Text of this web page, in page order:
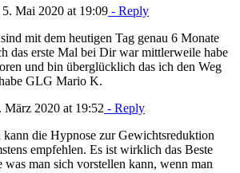
5. Mai 2020 at 19:09 - Reply
mit dem heutigen Tag genau 6 Monate
das erste Mal bei Dir war mittlerweile habe
und bin überglücklich das ich den Weg
GLG Mario K.
März 2020 at 19:52 - Reply
die Hypnose zur Gewichtsreduktion
empfehlen. Es ist wirklich das Beste
was man sich vorstellen kann, wenn man